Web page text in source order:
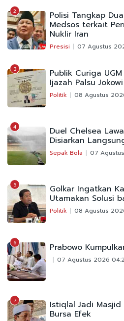
2 Polisi Tangkap
Medsos terkait
Nuklir Iran
Presisi 07 Agustus
3 Publik Curiga
Ijazah Palsu Jokowi
Politik 08 Agustus
4 Duel Chelsea
Disiarkan
Sepak Bola 07
5 Golkar Ingatkan
Utamakan Solusi
Politik 08 Agustus
6 Prabowo
07 Agustus 2026
7 Istiqlal Jadi
Bursa Efek